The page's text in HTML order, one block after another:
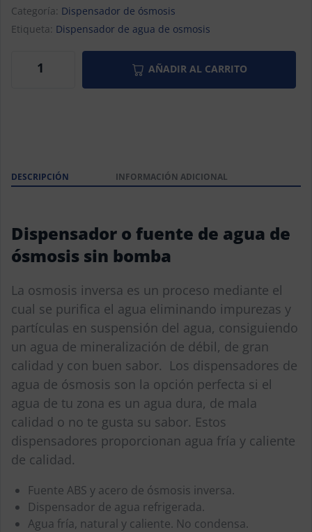
Categoría: Dispensador de ósmosis
Etiqueta: Dispensador de agua de osmosis
AÑADIR AL CARRITO
DESCRIPCIÓN INFORMACIÓN ADICIONAL
Dispensador o fuente de agua de
ósmosis sin bomba
La osmosis inversa es un proceso mediante el
cual se purifica el agua eliminando impurezas y
partículas en suspensión del agua, consiguiendo
un agua de mineralización de débil, de gran
calidad y con buen sabor. Los dispensadores de
agua de ósmosis son la opción perfecta si el
agua de tu zona es un agua dura, de mala
calidad o no te gusta su sabor. Estos
dispensadores proporcionan agua fría y caliente
de calidad.
Fuente ABS y acero de ósmosis inversa.
Dispensador de agua refrigerada.
Agua fría, natural y caliente. No condensa.